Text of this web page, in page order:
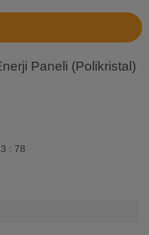
Paneli (Polikristal)
: 78